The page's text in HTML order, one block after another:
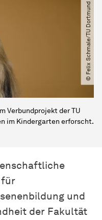
© Felix Schmale​/​TU Dortmund
Verbundprojekt der TU
im Kindergarten erforscht.
und
der Fakultät